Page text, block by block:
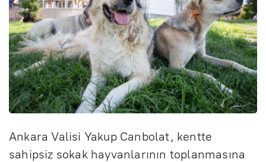
Ankara Valisi Yakup Canbolat, kentte
sahipsiz sokak hayvanlarının toplanmasına